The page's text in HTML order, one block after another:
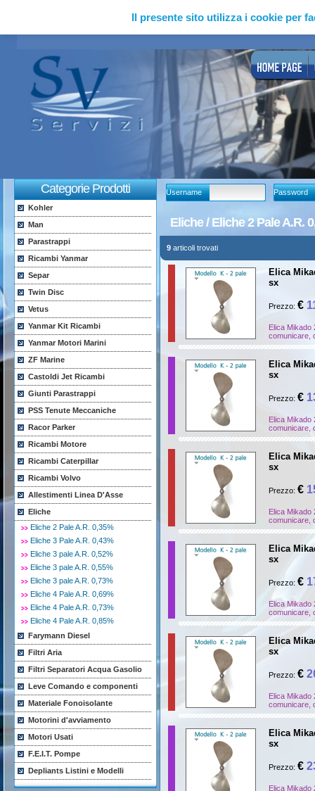
Il presente sito utilizza i cookie per
Categorie Prodotti
Kohler
Man
Parastrappi
Ricambi Yanmar
Separ
Twin Disc
Vetus
Yanmar Kit Ricambi
Yanmar Motori Marini
ZF Marine
Castoldi Jet Ricambi
Giunti Parastrappi
PSS Tenute Meccaniche
Racor Parker
Ricambi Motore
Ricambi Caterpillar
Ricambi Volvo
Allestimenti Linea D'Asse
Eliche
Eliche 2 Pale A.R. 0,35%
Eliche 3 Pale A.R. 0,43%
Eliche 3 pale A.R. 0,52%
Eliche 3 pale A.R. 0,55%
Eliche 3 pale A.R. 0,73%
Eliche 4 Pale A.R. 0,69%
Eliche 4 Pale A.R. 0,73%
Eliche 4 Pale A.R. 0,85%
Farymann Diesel
Filtri Aria
Filtri Separatori Acqua Gasolio
Leve Comando e componenti
Materiale Fonoisolante
Motorini d'avviamento
Motori Usati
F.E.I.T. Pompe
Depliants Listini e Modelli
Username Password
Eliche / Eliche 2 Pale A.R.
9 articoli trovati
Elica
sx
Prezzo: €
Elica Mikado
comunicare,
Elica
sx
Prezzo: €
Elica Mikado
comunicare,
Elica
sx
Prezzo: €
Elica Mikado
comunicare,
Elica
sx
Prezzo: €
Elica Mikado
comunicare,
Elica
sx
Prezzo: €
Elica Mikado
comunicare,
Elica
sx
Prezzo: €
Elica Mikado